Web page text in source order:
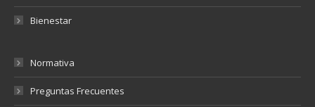
Bienestar
Normativa
Preguntas Frecuentes